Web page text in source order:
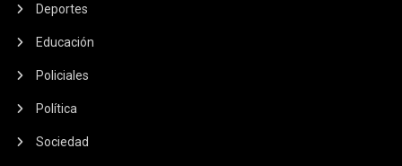
Deportes
Educación
Policiales
Política
Sociedad